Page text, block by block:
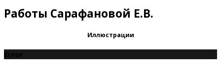
Работы Сарафановой Е.В.
Иллюстрации
Error